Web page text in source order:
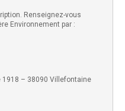
Renseignez-vous
Environnement par :
1918 – 38090 Villefontaine